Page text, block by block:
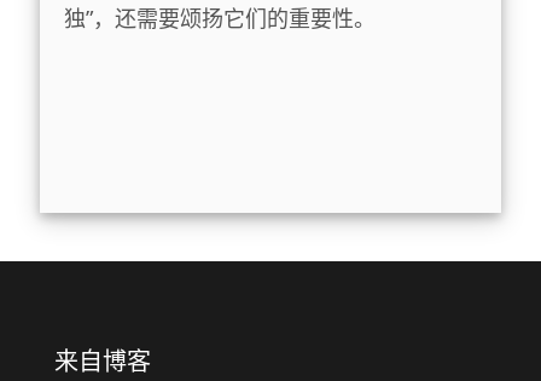
独”，还需要颂扬它们的重要性。
来自博客